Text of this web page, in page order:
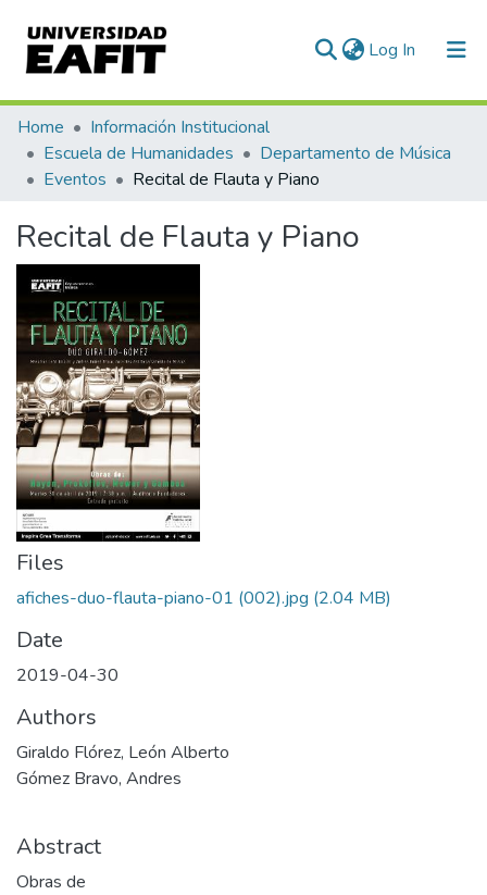
Log In (current)
Communities & Collections
All of DSpace
Home
Información Institucional
Escuela de Humanidades
Departamento de Música
Eventos
Recital de Flauta y Piano
Recital de Flauta y Piano
Files
afiches-duo-flauta-piano-01 (002).jpg (2.04 MB)
Date
2019-04-30
Authors
Giraldo Flórez, León Alberto
Gómez Bravo, Andres
Abstract
Obras de